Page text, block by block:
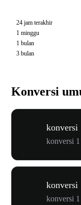
24 jam terakhir
1 minggu
1 bulan
3 bulan
Konversi
konversi
konversi
konversi
konversi